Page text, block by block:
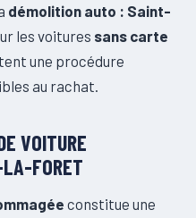
démolition auto : Saint-
les voitures sans carte
une procédure
au rachat.
VOITURE
FORET
constitue une